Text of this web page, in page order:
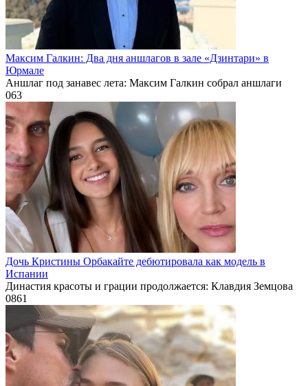
Максим Галкин: Два дня аншлагов в зале «Дзинтари» в
Юрмале
Аншлаг под занавес лета: Максим Галкин собрал аншлаги
063
Дочь Кристины Орбакайте дебютировала как модель в
Испании
Династия красоты и грации продолжается: Клавдия Земцова
0861